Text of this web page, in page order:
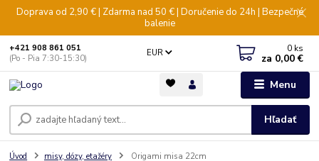
Doprava od 2,90 € | Zdarma nad 50 € | Doručenie do 24h | Bezpečné
balenie
Menu
EUR
Hľadať
+421 908 861 051
(Po - Pia 7:30-15:30)
0 ks
za 0,00 €
Úvod misy, dózy, etažéry Origami misa 22cm